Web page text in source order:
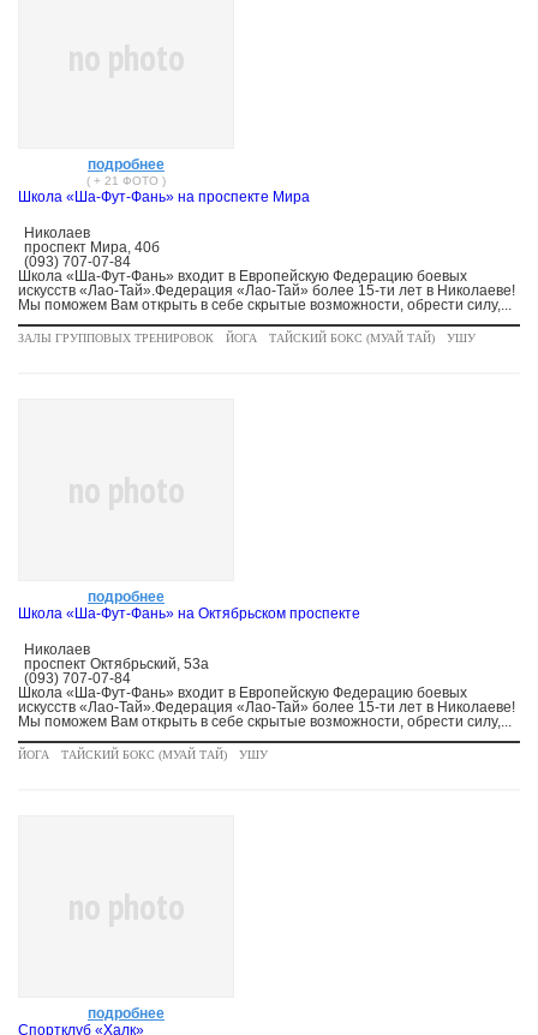
no photo
подробнее
( + 21 ФОТО )
Школа «Ша-Фут-Фань» на проспекте Мира
Николаев
проспект Мира, 40б
(093) 707-07-84
Школа «Ша-Фут-Фань» входит в Европейскую Федерацию боевых
искусств «Лао-Тай».Федерация «Лао-Тай» более 15-ти лет в Николаеве!
Мы поможем Вам открыть в себе скрытые возможности, обрести силу,...
ЗАЛЫ ГРУППОВЫХ ТРЕНИРОВОК ЙОГА ТАЙСКИЙ БОКС (МУАЙ ТАЙ) УШУ
no photo
подробнее
Школа «Ша-Фут-Фань» на Октябрьском проспекте
Николаев
проспект Октябрьский, 53а
(093) 707-07-84
Школа «Ша-Фут-Фань» входит в Европейскую Федерацию боевых
искусств «Лао-Тай».Федерация «Лао-Тай» более 15-ти лет в Николаеве!
Мы поможем Вам открыть в себе скрытые возможности, обрести силу,...
ЙОГА ТАЙСКИЙ БОКС (МУАЙ ТАЙ) УШУ
no photo
подробнее
Спортклуб «Халк»